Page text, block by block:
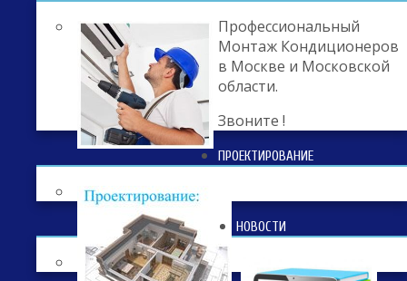
Профессиональный
Монтаж Кондиционеров
в Москве и Московской
области.
Звоните !
ПРОЕКТИРОВАНИЕ
НОВОСТИ